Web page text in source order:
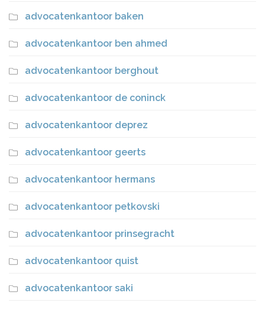
advocatenkantoor baken
advocatenkantoor ben ahmed
advocatenkantoor berghout
advocatenkantoor de coninck
advocatenkantoor deprez
advocatenkantoor geerts
advocatenkantoor hermans
advocatenkantoor petkovski
advocatenkantoor prinsegracht
advocatenkantoor quist
advocatenkantoor saki